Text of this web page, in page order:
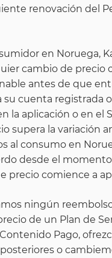
renovación del
en Noruega,
cambio de precio
antes de que
su cuenta registrada
la aplicación o en el
supera la variación
al consumo en
desde el
precio comience a
ningún
de un Plan de
Pago,
o